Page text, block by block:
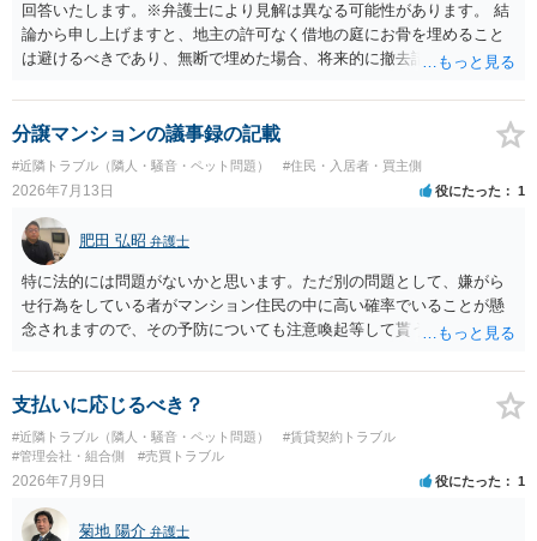
回答いたします。※弁護士により見解は異なる可能性があります。 結
論から申し上げますと、地主の許可なく借地の庭にお骨を埋めること
は避けるべきであり、無断で埋めた場合、将来的に撤去請求や退去時
上、自分のペットの遺骨を埋める行為自体は墓地埋葬法違反や不法投
棄には該当しないため、犯罪になるわけではありません。しかし、建
物の所有者は質問者様であっても、土地の所有権はあくまで地主にあ
ります。そのため、地主に無断でお骨を埋める行為は、他人の所有権
を侵害する行為や、借地人としての善管注意義務違反とみなされる可
能性が高いのが私見です。 どうしてもお近くで供養されたい場合は、
事前に地主へ相談して許可を得るか、土地に直接埋めずに大きめの鉢
植え等で供養する「プランター葬」や、ペット霊園等への納骨を検討
されるのが確実かと思います。
分譲マンションの議事録の記載
#近隣トラブル（隣人・騒音・ペット問題） #住民・入居者・買主側
2026年7月13日 役にたった 1
肥田 弘昭 弁護士
特に法的には問題がないかと思います。ただ別の問題として、嫌がら
せ行為をしている者がマンション住民の中に高い確率でいることが懸
念されますので、その予防についても注意喚起等して貰うと良いかと
支払いに応じるべき？
#近隣トラブル（隣人・騒音・ペット問題）
#賃貸契約トラブル
#管理会社・組合側
#売買トラブル
2026年7月9日 役にたった 1
菊地 陽介 弁護士